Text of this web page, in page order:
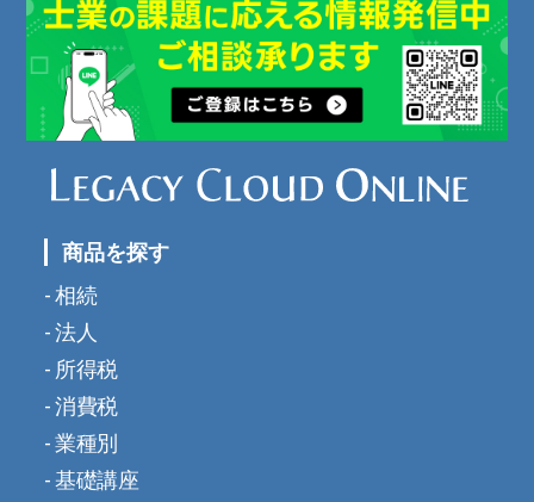
商品を探す
相続
法人
所得税
消費税
業種別
基礎講座